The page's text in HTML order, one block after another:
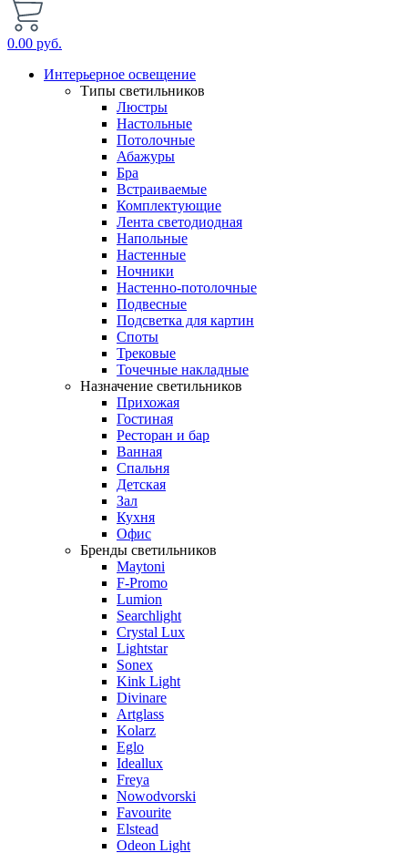
0.00 руб.
Интерьерное освещение
Типы светильников
Люстры
Настольные
Потолочные
Абажуры
Бра
Встраиваемые
Комплектующие
Лента светодиодная
Напольные
Настенные
Ночники
Настенно-потолочные
Подвесные
Подсветка для картин
Споты
Трековые
Точечные накладные
Назначение светильников
Прихожая
Гостиная
Ресторан и бар
Ванная
Спальня
Детская
Зал
Кухня
Офис
Бренды светильников
Maytoni
F-Promo
Lumion
Searchlight
Crystal Lux
Lightstar
Sonex
Kink Light
Divinare
Artglass
Kolarz
Eglo
Ideallux
Freya
Nowodvorski
Favourite
Elstead
Odeon Light